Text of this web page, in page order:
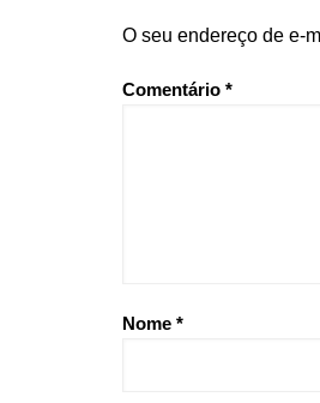
O seu endereço de e-
Comentário *
Nome *